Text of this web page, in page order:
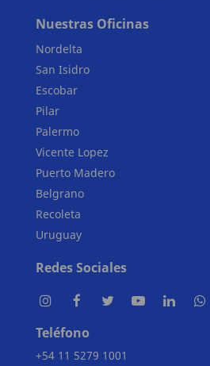
Nuestras Oficinas
Nordelta
San Isidro
Escobar
Pilar
Palermo
Vicente Lopez
Puerto Madero
Belgrano
Recoleta
Uruguay
Redes Sociales
Teléfono
+54 11 5279 1001